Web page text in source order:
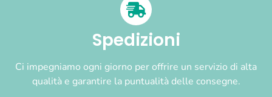
Spedizioni
Ci impegniamo ogni giorno per offrire un servizio di alta
qualità e garantire la puntualità delle consegne.